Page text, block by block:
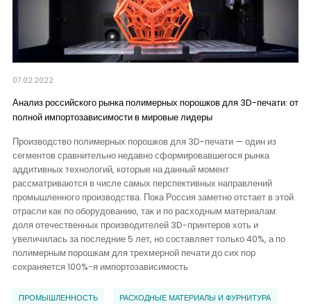
07.02.2022
Анализ российского рынка полимерных порошков для 3D-печати: от
полной импортозависимости в мировые лидеры
Производство полимерных порошков для 3D-печати — один из
сегментов сравнительно недавно сформировавшегося рынка
аддитивных технологий, которые на данный момент
рассматриваются в числе самых перспективных направлений
промышленного производства. Пока Россия заметно отстает в этой
отрасли как по оборудованию, так и по расходным материалам:
доля отечественных производителей 3D-принтеров хоть и
увеличилась за последние 5 лет, но составляет только 40%, а по
полимерным порошкам для трехмерной печати до сих пор
сохраняется 100%-я импортозависимость
ПРОМЫШЛЕННОСТЬ РАСХОДНЫЕ МАТЕРИАЛЫ И ФУРНИТУРА